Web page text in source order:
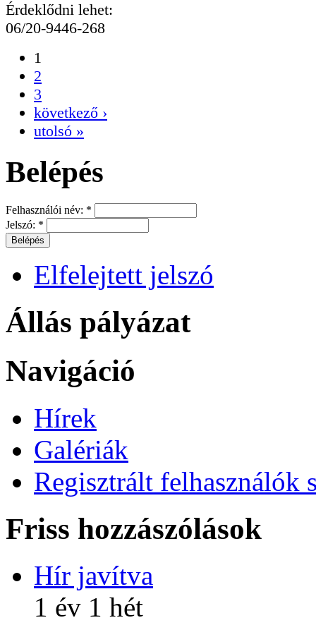
Érdeklődni lehet:
06/20-9446-268
1
2
3
következő ›
utolsó »
Belépés
Felhasználói név: *
Jelszó: *
Elfelejtett jelszó
Állás pályázat
Navigáció
Hírek
Galériák
Regisztrált felhasználók
Friss hozzászólások
Hír javítva
1 év 1 hét